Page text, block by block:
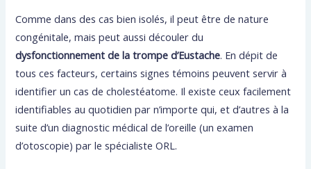
Comme dans des cas bien isolés, il peut être de nature
congénitale, mais peut aussi découler du
dysfonctionnement de la trompe d’Eustache. En dépit de
tous ces facteurs, certains signes témoins peuvent servir à
identifier un cas de cholestéatome. Il existe ceux facilement
identifiables au quotidien par n’importe qui, et d’autres à la
suite d’un diagnostic médical de l’oreille (un examen
d’otoscopie) par le spécialiste ORL.